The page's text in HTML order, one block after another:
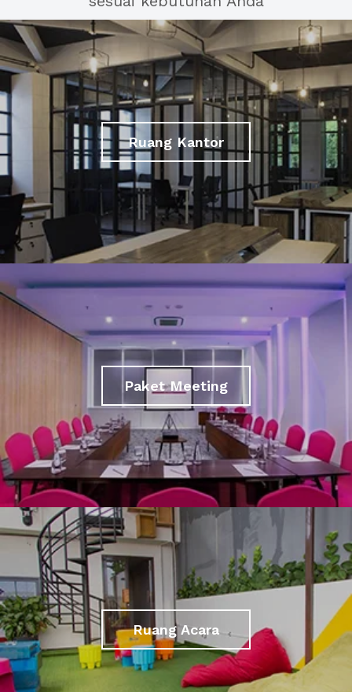
Ruang Kantor
Paket Meeting
Ruang Acara